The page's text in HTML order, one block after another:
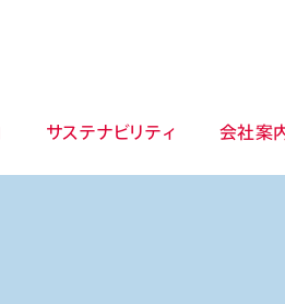
サステナビリティ 会社案